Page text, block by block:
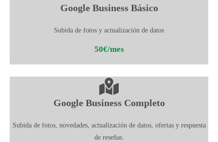
Google Business Básico
Subida de fotos y actualización de datos
50€/mes
Google Business Completo
Subida de fotos, novedades, actualización de datos, ofertas y respuesta
de reseñas.